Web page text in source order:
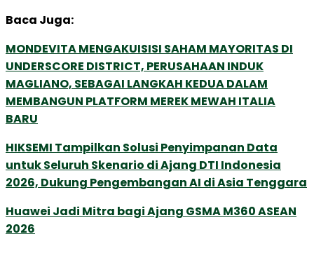
Baca Juga:
MONDEVITA MENGAKUISISI SAHAM MAYORITAS DI
UNDERSCORE DISTRICT, PERUSAHAAN INDUK
MAGLIANO, SEBAGAI LANGKAH KEDUA DALAM
MEMBANGUN PLATFORM MEREK MEWAH ITALIA
BARU
HIKSEMI Tampilkan Solusi Penyimpanan Data
untuk Seluruh Skenario di Ajang DTI Indonesia
2026, Dukung Pengembangan AI di Asia Tenggara
Huawei Jadi Mitra bagi Ajang GSMA M360 ASEAN
2026